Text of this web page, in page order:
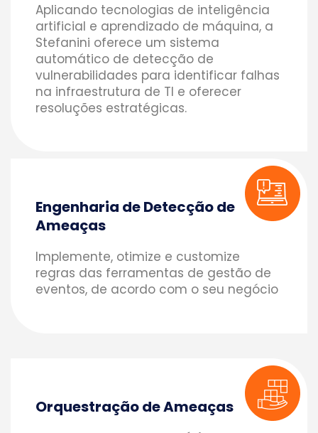
Aplicando tecnologias de inteligência
artificial e aprendizado de máquina, a
Stefanini oferece um sistema
automático de detecção de
vulnerabilidades para identificar falhas
na infraestrutura de TI e oferecer
resoluções estratégicas.
Engenharia de Detecção de
Ameaças
Implemente, otimize e customize
regras das ferramentas de gestão de
eventos, de acordo com o seu negócio
Orquestração de Ameaças